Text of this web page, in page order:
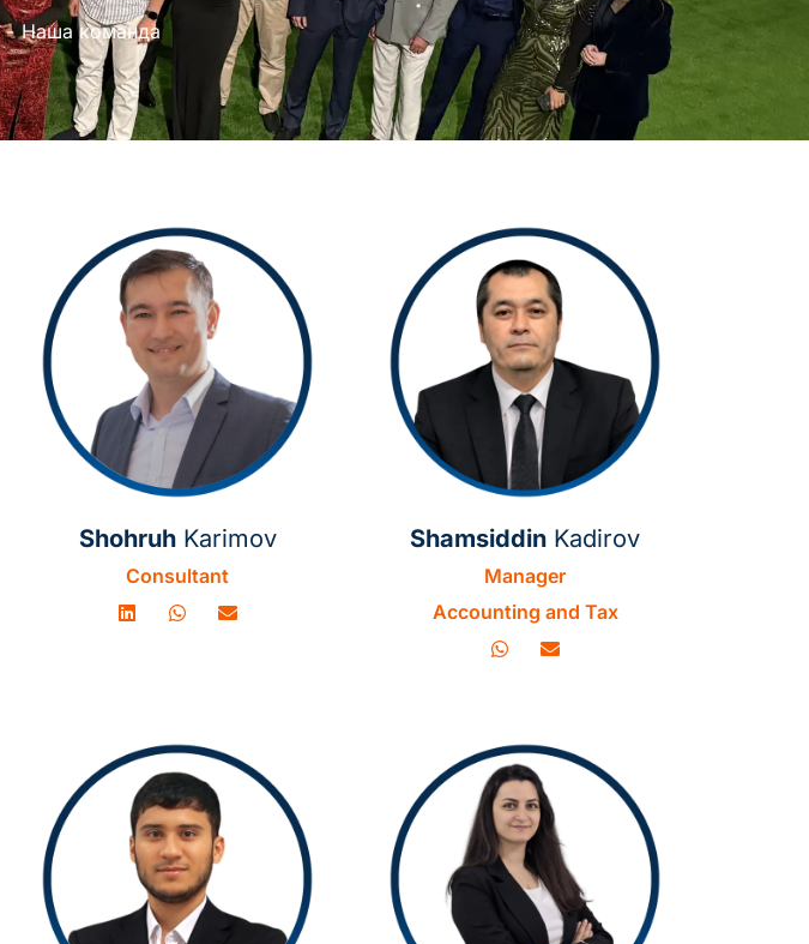
Наша команда
ShohruhKarimov
Consultant
Shamsiddin Kadirov
Manager
Accounting and Tax